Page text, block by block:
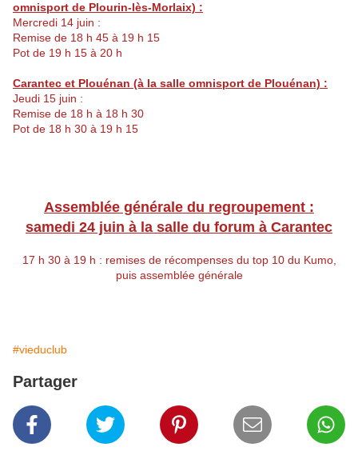
omnisport de Plourin-lès-Morlaix) :
Mercredi 14 juin :
Remise de 18 h 45 à 19 h 15
Pot de 19 h 15 à 20 h
Carantec et Plouénan (à la salle omnisport de Plouénan) :
Jeudi 15 juin :
Remise de 18 h à 18 h 30
Pot de 18 h 30 à 19 h 15
Assemblée générale du regroupement :
samedi 24 juin à la salle du forum à Carantec
17 h 30 à 19 h : remises de récompenses du top 10 du Kumo,
puis assemblée générale
#vieduclub
Partager